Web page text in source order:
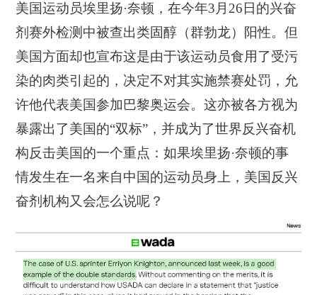
美国运动员埃里扬·奈顿，在今年3月26日的兴奋
剂赛外检测中被查出类固醇（群勃龙）阳性。但
美国方面却也宣布这是由于该运动员食用了受污
染的肉类引起的，决定不对其实施禁赛处罚，允
许他代表美国参加巴黎奥运会。这亦被各方视为
暴露出了美国的“双标”，并成为了世界反兴奋机
构反击美国的一个重点：如果埃里扬·奈顿的事
情发生在一名来自中国的运动员身上，美国反兴
奋剂机构又会怎么说呢？